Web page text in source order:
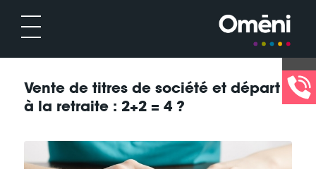
Vente de titres de société et départ
à la retraite : 2+2 = 4 ?